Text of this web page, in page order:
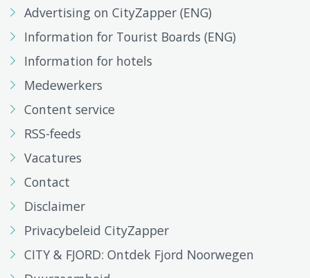
Advertising on CityZapper (ENG)
Information for Tourist Boards (ENG)
Information for hotels
Medewerkers
Content service
RSS-feeds
Vacatures
Contact
Disclaimer
Privacybeleid CityZapper
CITY & FJORD: Ontdek Fjord Noorwegen